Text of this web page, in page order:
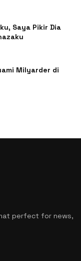
Saya Pikir Dia
Milyarder di
perfect for news,